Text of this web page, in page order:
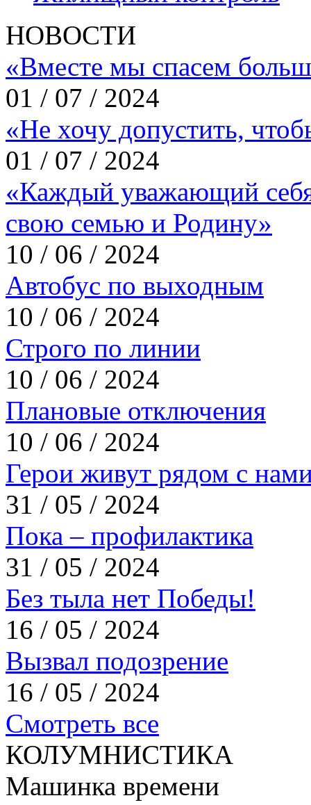
НОВОСТИ
«Вместе мы спасем
01 / 07 / 2024
«Не хочу допустить,
01 / 07 / 2024
«Каждый уважающий
свою семью и Родину»
10 / 06 / 2024
Автобус по выходным
10 / 06 / 2024
Строго по линии
10 / 06 / 2024
Плановые отключения
10 / 06 / 2024
Герои живут рядом с
31 / 05 / 2024
Пока – профилактика
31 / 05 / 2024
Без тыла нет Победы!
16 / 05 / 2024
Вызвал подозрение
16 / 05 / 2024
Смотреть все
КОЛУМНИСТИКА
Машинка времени